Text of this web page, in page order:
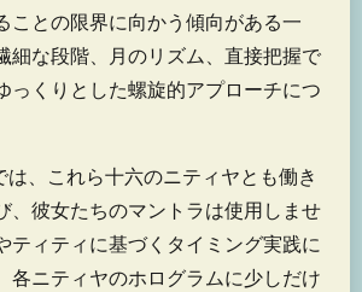
ことの限界に向かう傾向がある一
細な段階、月のリズム、直接把握で
っくりとした螺旋的アプローチにつ
は、これら十六のニティヤとも働き
、彼女たちのマントラは使用しませ
ティティに基づくタイミング実践に
各ニティヤのホログラムに少しだけ